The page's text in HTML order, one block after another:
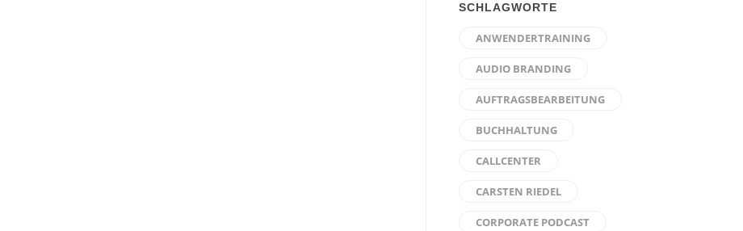
SCHLAGWORTE
ANWENDERTRAINING
AUDIO BRANDING
AUFTRAGSBEARBEITUNG
BUCHHALTUNG
CALLCENTER
CARSTEN RIEDEL
CORPORATE PODCAST